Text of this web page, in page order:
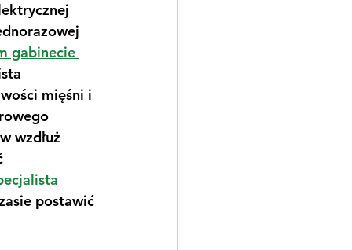
gabinecie
mięśni i
wzdłuż
postawić